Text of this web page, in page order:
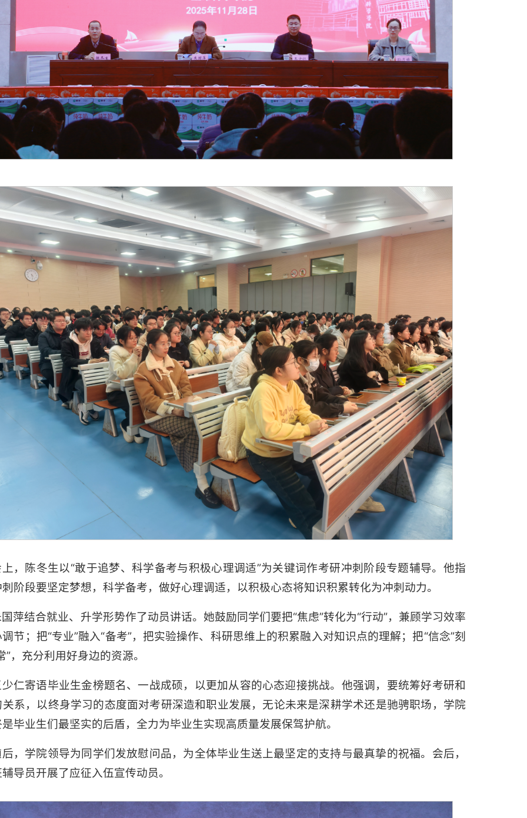
，陈冬生以“敢于追梦、科学备考与积极心理调适”为关键词作考研冲刺阶段专题辅导。他指
阶段要坚定梦想，科学备考，做好心理调适，以积极心态将知识积累转化为冲刺动力。
萍结合就业、升学形势作了动员讲话。她鼓励同学们要把“焦虑”转化为“行动”，兼顾学习效率
节；把“专业”融入“备考”，把实验操作、科研思维上的积累融入对知识点的理解；把“信念”刻
”，充分利用好身边的资源。
仁寄语毕业生金榜题名、一战成硕，以更加从容的心态迎接挑战。他强调，要统筹好考研和
系，以终身学习的态度面对考研深造和职业发展，无论未来是深耕学术还是驰骋职场，学院
毕业生们最坚实的后盾，全力为毕业生实现高质量发展保驾护航。
，学院领导为同学们发放慰问品，为全体毕业生送上最坚定的支持与最真挚的祝福。会后，
导员开展了应征入伍宣传动员。